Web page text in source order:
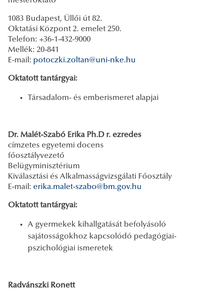
1083 Budapest, Üllői út 82.
Oktatási Központ 2. emelet 250.
Telefon: +36-1-432-9000
Mellék: 20-841
E-mail: potoczki.zoltan@uni-nke.hu
Oktatott tantárgyai:
Társadalom- és emberismeret alapjai
Dr. Malét-Szabó Erika Ph.D r. ezredes
címzetes egyetemi docens
főosztályvezető
Belügyminisztérium
Kiválasztási és Alkalmasságvizsgálati Főosztály
E-mail: erika.malet-szabo@bm.gov.hu
Oktatott tantárgyai:
A gyermekek kihallgatását befolyásoló
sajátosságokhoz kapcsolódó pedagógiai-
pszichológiai ismeretek
Radvánszki Ronett